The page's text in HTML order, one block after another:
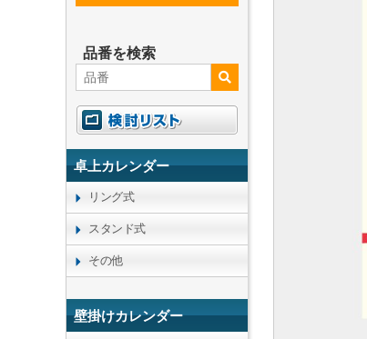
品番を検索
卓上カレンダー
リング式
スタンド式
その他
壁掛けカレンダー